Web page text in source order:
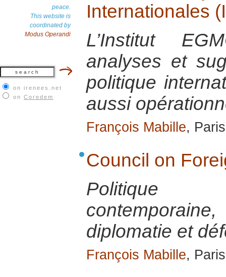
peace.
This website is
coordinated by
Modus Operandi
on irenees.net
on Coredem
Internationales
L’Institut
analyses et
politique
aussi
François Mabille,
Council on
Politique
diplomatie et
François Mabille,